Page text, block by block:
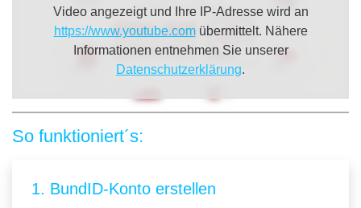
Video angezeigt und Ihre IP-Adresse wird an
https://www.youtube.comübermittelt. Nähere
Informationen entnehmen Sie unserer
Datenschutzerklärung.
So funktioniert´s:
1. BundID-Konto erstellen